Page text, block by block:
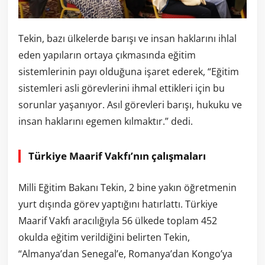
Tekin, bazı ülkelerde barışı ve insan haklarını ihlal
eden yapıların ortaya çıkmasında eğitim
sistemlerinin payı olduğuna işaret ederek, “Eğitim
sistemleri asli görevlerini ihmal ettikleri için bu
sorunlar yaşanıyor. Asıl görevleri barışı, hukuku ve
insan haklarını egemen kılmaktır.” dedi.
Türkiye Maarif Vakfı’nın çalışmaları
Milli Eğitim Bakanı Tekin, 2 bine yakın öğretmenin
yurt dışında görev yaptığını hatırlattı. Türkiye
Maarif Vakfı aracılığıyla 56 ülkede toplam 452
okulda eğitim verildiğini belirten Tekin,
“Almanya’dan Senegal’e, Romanya’dan Kongo’ya